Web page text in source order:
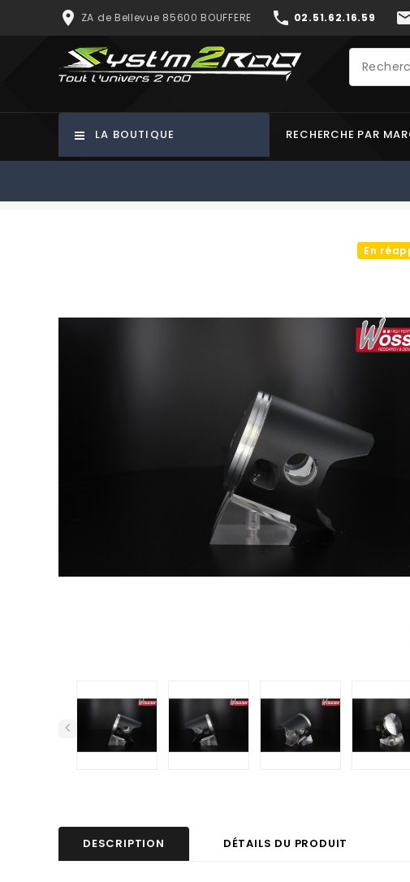
place ZA de Bellevue 85600 BOUFFERE phone 02.51.62.16.59
LA BOUTIQUE RECHERCHE PAR
En
DESCRIPTION DÉTAILS DU PRODUIT